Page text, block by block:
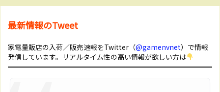
最新情報のTweet
家電量販店の入荷／販売速報をTwitter（@gamenvnet）で情報
発信しています。リアルタイム性の高い情報が欲しい方は